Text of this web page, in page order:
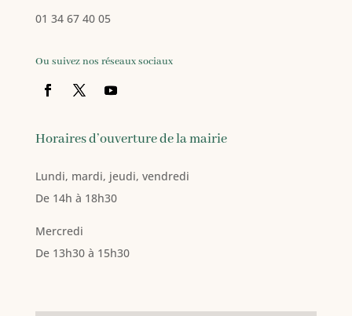
01 34 67 40 05
Ou suivez nos réseaux sociaux
Horaires d’ouverture de la mairie
Lundi, mardi, jeudi, vendredi
De 14h à 18h30
Mercredi
De 13h30 à 15h30